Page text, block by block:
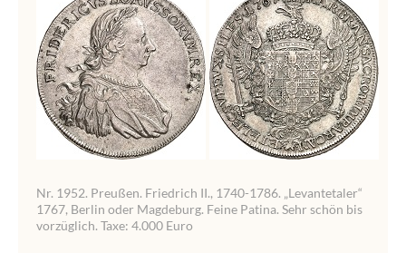
Nr. 1952. Preußen. Friedrich II., 1740-1786. „Levantetaler“
1767, Berlin oder Magdeburg. Feine Patina. Sehr schön bis
vorzüglich. Taxe: 4.000 Euro